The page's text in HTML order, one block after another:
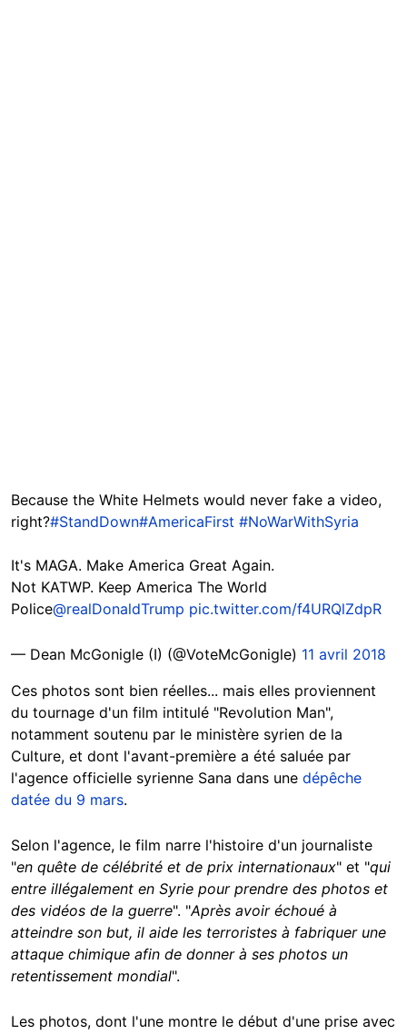
Because the White Helmets would never fake a video,
right?#StandDown#AmericaFirst #NoWarWithSyria
It's MAGA. Make America Great Again.
Not KATWP. Keep America The World
Police@realDonaldTrump pic.twitter.com/f4URQlZdpR
— Dean McGonigle (I) (@VoteMcGonigle) 11 avril 2018
Ces photos sont bien réelles... mais elles proviennent
du tournage d'un film intitulé "Revolution Man",
notamment soutenu par le ministère syrien de la
Culture, et dont l'avant-première a été saluée par
l'agence officielle syrienne Sana dans une dépêche
datée du 9 mars.
Selon l'agence, le film narre l'histoire d'un journaliste
"en quête de célébrité et de prix internationaux" et "qui
entre illégalement en Syrie pour prendre des photos et
des vidéos de la guerre". "Après avoir échoué à
atteindre son but, il aide les terroristes à fabriquer une
attaque chimique afin de donner à ses photos un
retentissement mondial".
Les photos, dont l'une montre le début d'une prise avec